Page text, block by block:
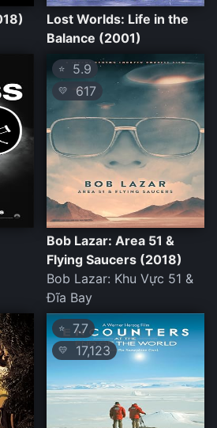
Lost Worlds: Life in the
Balance (2001)
⭐ 5.9
💛 617
Bob Lazar: Area 51 &
Flying Saucers (2018)
Bob Lazar: Khu Vực 51 &
Đĩa Bay
⭐7.7
💛 17,123